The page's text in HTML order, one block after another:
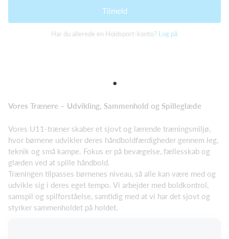
Tilmeld
Har du allerede en Holdsport-konto? Log på
Vores Trænere – Udvikling, Sammenhold og Spilleglæde
Vores U11-træner skaber et sjovt og lærende træningsmiljø,
hvor børnene udvikler deres håndboldfærdigheder gennem leg,
teknik og små kampe. Fokus er på bevægelse, fællesskab og
glæden ved at spille håndbold.
Træningen tilpasses børnenes niveau, så alle kan være med og
udvikle sig i deres eget tempo. Vi arbejder med boldkontrol,
samspil og spilforståelse, samtidig med at vi har det sjovt og
styrker sammenholdet på holdet.